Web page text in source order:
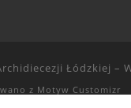
Łódzkiej –
z Motyw Customizr